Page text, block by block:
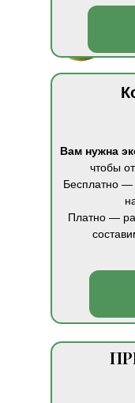
Вам нужна
чтобы
Бесплатно —
Платно —